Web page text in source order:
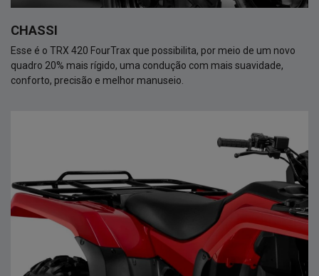
CHASSI
Esse é o TRX 420 FourTrax que possibilita, por meio de um novo
quadro 20% mais rígido, uma condução com mais suavidade,
conforto, precisão e melhor manuseio.